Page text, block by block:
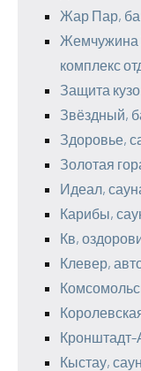
Жар Пар,
Жемчужина
комплекс
Защита
Звёздный,
Здоровье,
Золотая
Идеал,
Карибы,
Кв,
Клевер,
Кронштадт-
Кыстау,